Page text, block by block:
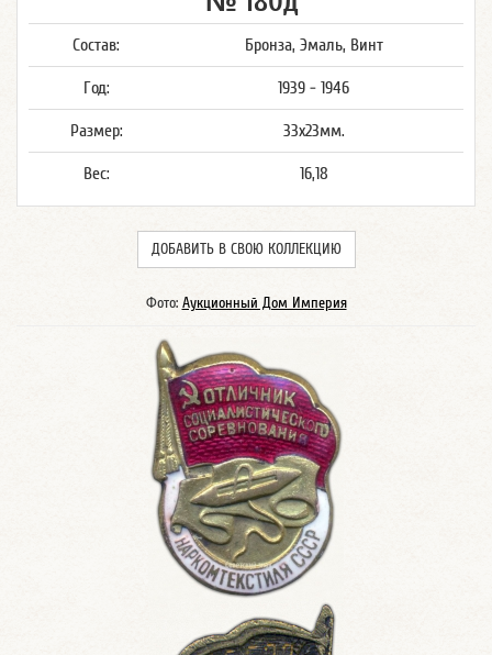
Состав: Бронза, Эмаль, Винт
Год: 1939 - 1946
Размер: 33х23мм.
Вес: 16,18
ДОБАВИТЬ В СВОЮ КОЛЛЕКЦИЮ
Фото: Аукционный Дом Империя